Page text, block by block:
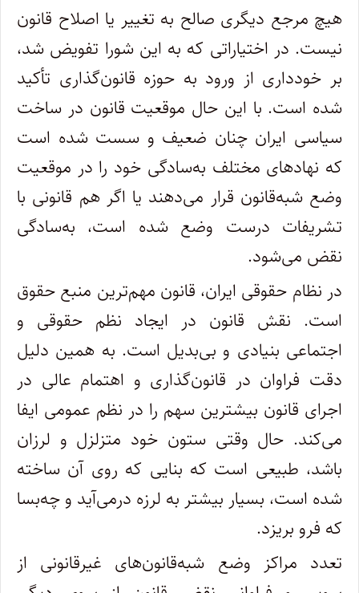
هیچ مرجع دیگری صالح به تغییر یا اصلاح قانون
نیست. در اختیاراتی که به این شورا تفویض شد،
بر خودداری از ورود به حوزه قانون‌گذاری تأکید
شده است. با این حال موقعیت قانون در ساخت
سیاسی ایران چنان ضعیف و سست شده است
که نهادهای مختلف به‌سادگی خود را در موقعیت
وضع شبه‌قانون قرار می‌دهند‌ یا اگر هم قانونی با
تشریفات درست وضع شده است، به‌سادگی
نقض می‌شود.
در نظام حقوقی ایران، قانون مهم‌ترین منبع حقوق
است. نقش قانون در ایجاد نظم حقوقی و
اجتماعی بنیادی و بی‌بدیل است. به همین دلیل
دقت فراوان در قانون‌گذاری و اهتمام عالی در
اجرای قانون بیشترین سهم را در نظم عمومی ایفا
می‌کند. حال وقتی ستون خود متزلزل و لرزان
باشد، طبیعی است که بنایی که روی آن ساخته
شده است، بسیار بیشتر به لرزه در‌می‌آید و چه‌بسا
که فرو بریزد.
تعدد مراکز وضع شبه‌قانون‌های غیرقانونی از